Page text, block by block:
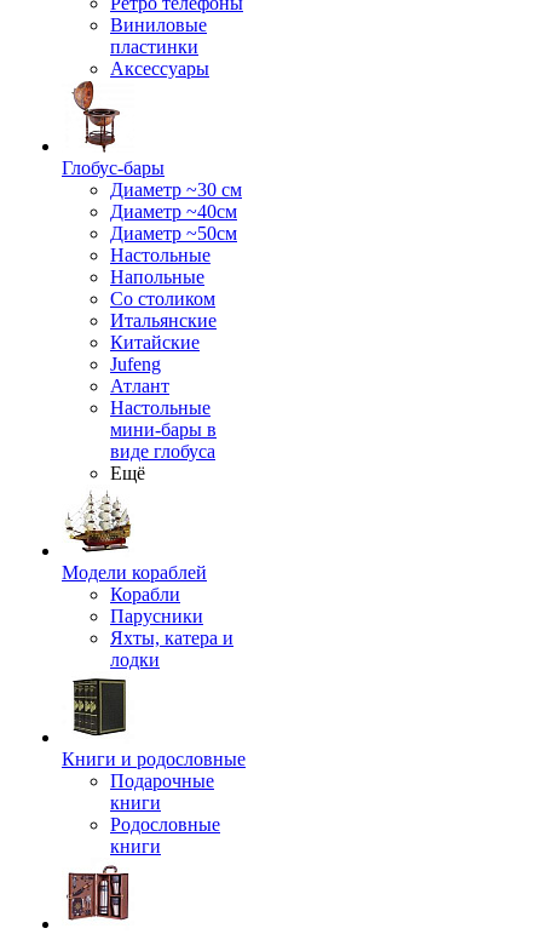
Виниловые
пластинки
Аксессуары
Глобус-бары
Диаметр ~30 см
Диаметр ~40см
Диаметр ~50см
Настольные
Напольные
Со столиком
Итальянские
Китайские
Jufeng
Атлант
Настольные
мини-бары в
виде глобуса
Ещё
Модели кораблей
Корабли
Парусники
Яхты, катера и
лодки
Книги и родословные
Подарочные
книги
Родословные
книги